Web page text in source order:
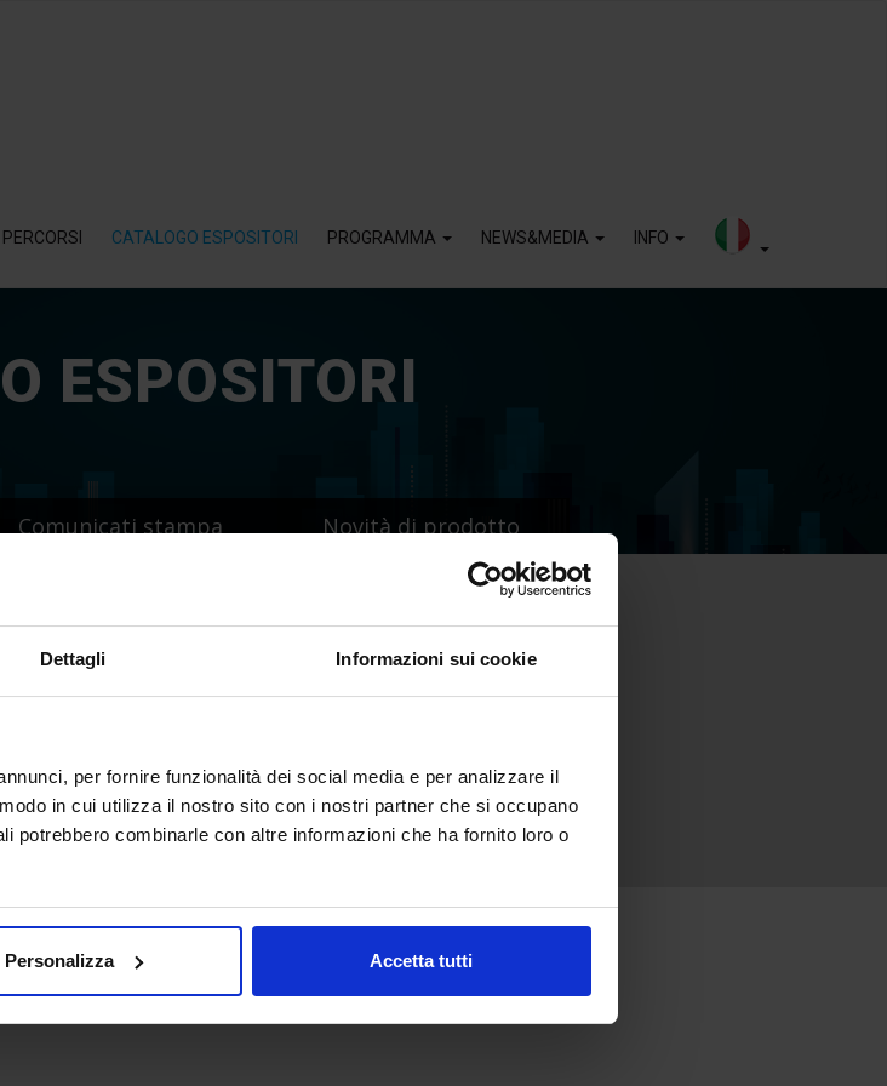
Dettagli Informazioni sui cookie
per fornire funzionalità dei social media e per analizzare il
in cui utilizza il nostro sito con i nostri partner che si occupano
potrebbero combinarle con altre informazioni che ha fornito loro o
Personalizza Accetta tutti
CATALOGO ESPOSITORI PROGRAMMA NEWS&MEDIA INFO
ESPOSITORI
Comunicati stampa Novità di prodotto
Prodotto
Cerca